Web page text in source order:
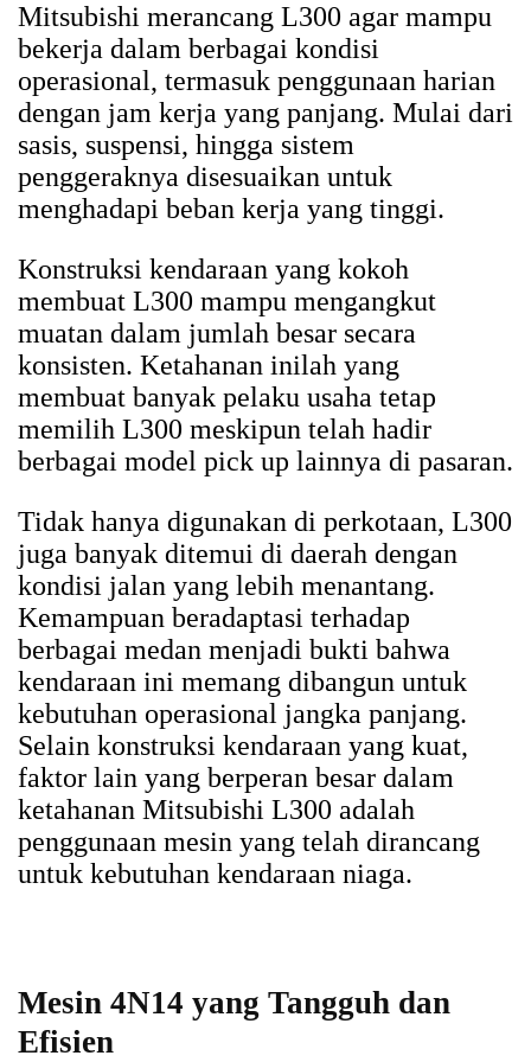
Mitsubishi merancang L300 agar mampu
bekerja dalam berbagai kondisi
operasional, termasuk penggunaan harian
dengan jam kerja yang panjang. Mulai dari
sasis, suspensi, hingga sistem
penggeraknya disesuaikan untuk
menghadapi beban kerja yang tinggi.
Konstruksi kendaraan yang kokoh
membuat L300 mampu mengangkut
muatan dalam jumlah besar secara
konsisten. Ketahanan inilah yang
membuat banyak pelaku usaha tetap
memilih L300 meskipun telah hadir
berbagai model pick up lainnya di pasaran.
Tidak hanya digunakan di perkotaan, L300
juga banyak ditemui di daerah dengan
kondisi jalan yang lebih menantang.
Kemampuan beradaptasi terhadap
berbagai medan menjadi bukti bahwa
kendaraan ini memang dibangun untuk
kebutuhan operasional jangka panjang.
Selain konstruksi kendaraan yang kuat,
faktor lain yang berperan besar dalam
ketahanan Mitsubishi L300 adalah
penggunaan mesin yang telah dirancang
untuk kebutuhan kendaraan niaga.
Mesin 4N14 yang Tangguh dan
Efisien